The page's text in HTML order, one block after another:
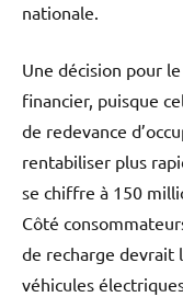
nationale.
Une décision pour
financier, puisque
de redevance
rentabiliser plus
se chiffre à 150
Côté
de recharge devrait
véhicules